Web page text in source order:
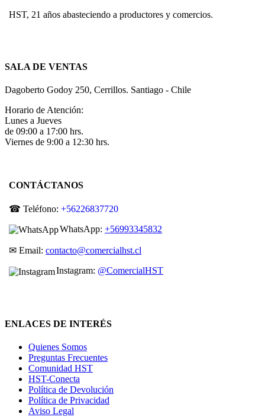
HST, 21 años abasteciendo a productores y comercios.
SALA DE VENTAS
Dagoberto Godoy 250, Cerrillos. Santiago - Chile
Horario de Atención:
Lunes a Jueves
de 09:00 a 17:00 hrs.
Viernes de 9:00 a 12:30 hrs.
CONTÁCTANOS
☎ Teléfono: +56226837720
WhatsApp: +56993345832
✉ Email: contacto@comercialhst.cl
Instagram: @ComercialHST
ENLACES DE INTERÉS
Quienes Somos
Preguntas Frecuentes
Comunidad HST
HST-Conecta
Política de Devolución
Política de Privacidad
Aviso Legal